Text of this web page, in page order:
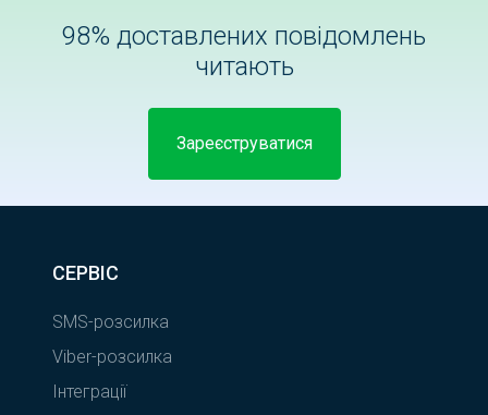
98% доставлених повідомлень
читають
Зареєструватися
СЕРВІС
SMS-розсилка
Viber-розсилка
Інтеграції